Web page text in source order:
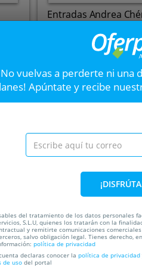
Entradas Andrea
Cines Conde Duque
Calle Pradillo
Madrid.
Hasta el20 Ago
vuelvas a perderte ni una
Apúntate y recibe
del tratamiento de los datos personales
S.L.U, quienes los tratarán con la
y remitirte comunicaciones
salvo obligación legal. Tienes derecho,
política de privacidad
declaras conocer la política de privacidad
de uso del portal